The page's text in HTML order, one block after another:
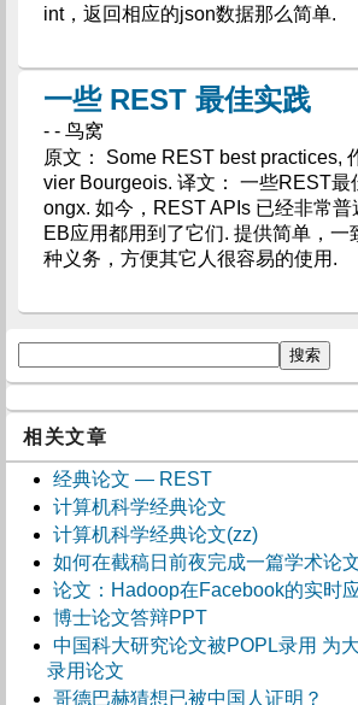
int，返回相应的json数据那么简单.
一些 REST 最佳实践
- - 鸟窝
原文： Some REST best practices,
vier Bourgeois. 译文： 一些REST最
ongx. 如今，REST APIs 已经非常
EB应用都用到了它们. 提供简单，一
种义务，方便其它人很容易的使用.
相关文章
经典论文 — REST
计算机科学经典论文
计算机科学经典论文(zz)
如何在截稿日前夜完成一篇学术论
论文：Hadoop在Facebook的实时
博士论文答辩PPT
中国科大研究论文被POPL录用 为
录用论文
哥德巴赫猜想已被中国人证明？